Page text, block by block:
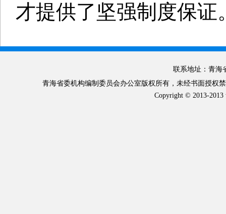
才提供了坚强制度保证
联系地址：青
青海省委机构编制委员会办公室版权所有，未经书面授权
Copyright © 2013-2013